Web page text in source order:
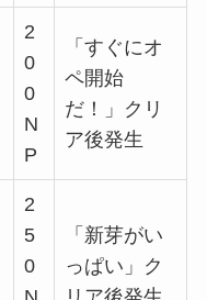
2
0
0
N
P
「すぐにオ
ペ開始
だ！」クリ
ア後発生
2
5
0
「新芽がい
っぱい」ク